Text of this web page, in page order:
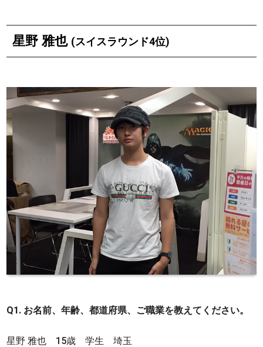
星野 雅也 (スイスラウンド4位)
Q1. お名前、年齢、都道府県、ご職業を教えてください。
星野 雅也 15歳 学生 埼玉